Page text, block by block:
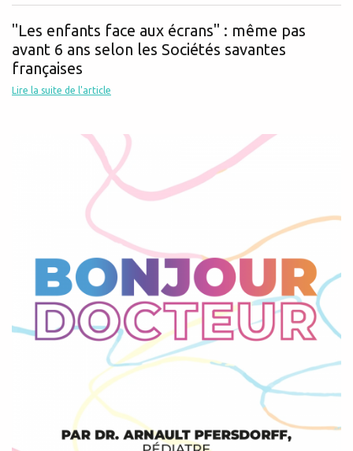
"Les enfants face aux écrans" : même pas
avant 6 ans selon les Sociétés savantes
françaises
Lire la suite de l'article